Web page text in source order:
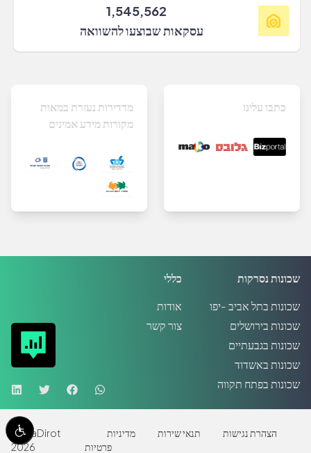
1,545,562
עסקאות שבוצעו להשוואה
מדדירות נעזרת במאות
מקורות מידע אמינים
כתבו עלינו
כללי
אודות
צור קשר
שכונות נסרקות
שכונות בתל אביב -יפו
שכונות בירושלים
שכונות בגבעתיים
שכונות באשדוד
שכונות בפתח תקווה
MadaDirot
2026
הצהרת נגישות תנאי שירות
מדיניות
פרטיות